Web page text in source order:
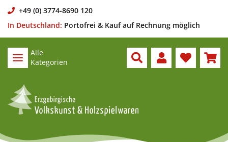
+49 (0) 3774-8690 120
In Deutschland: Portofrei & Kauf auf Rechnung möglich
Alle
Kategorien